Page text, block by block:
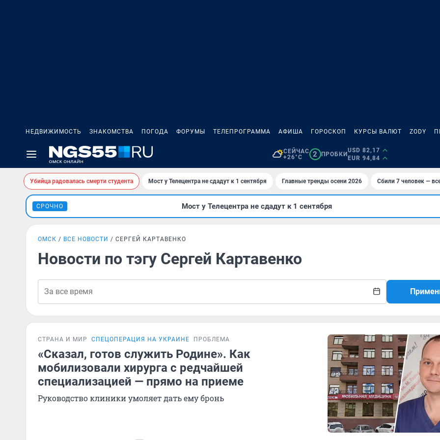
НЕДВИЖИМОСТЬ ЗНАКОМСТВА ПОГОДА ФОРУМЫ ТЕЛЕПРОГРАММА АФИША ГОРОСКОП КУРСЫ ВАЛЮТ ZODY
СЕЙЧАС
+26°C
2 ПРОБКИ
USD 82,17
EUR 94,84
Убийца радовалась смерти студента Мост у Телецентра не сдадут к 1 сентября Главные тренды осени 2026 Сбили 7 человек —
СРОЧНО Мост у Телецентра не сдадут к 1 сентября
ОМСК ВСЕ НОВОСТИ СЕРГЕЙ КАРТАВЕНКО
Новости по тэгу Сергей Картавенко
СТРАНА И МИР СПЕЦОПЕРАЦИЯ НА УКРАИНЕ ПРОБЛЕМА
«Сказал, готов служить Родине». Как
мобилизовали хирурга с редчайшей
специализацией — прямо на приеме
Руководство клиники умоляет дать ему бронь